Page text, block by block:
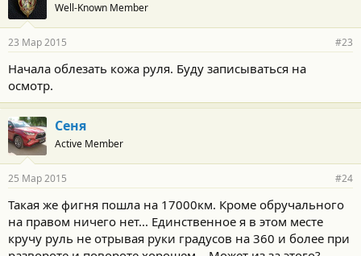
Well-Known Member
23 Мар 2015 #23
Начала облезать кожа руля. Буду записываться на
осмотр.
Сеня
Active Member
25 Мар 2015 #24
Такая же фигня пошла на 17000км. Кроме обручального
на правом ничего нет... Единственное я в этом месте
кручу руль не отрывая руки градусов на 360 и более при